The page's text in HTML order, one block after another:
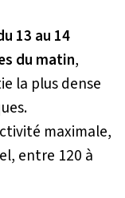
13 au 14
du matin,
la plus dense
maximale,
entre 120 à